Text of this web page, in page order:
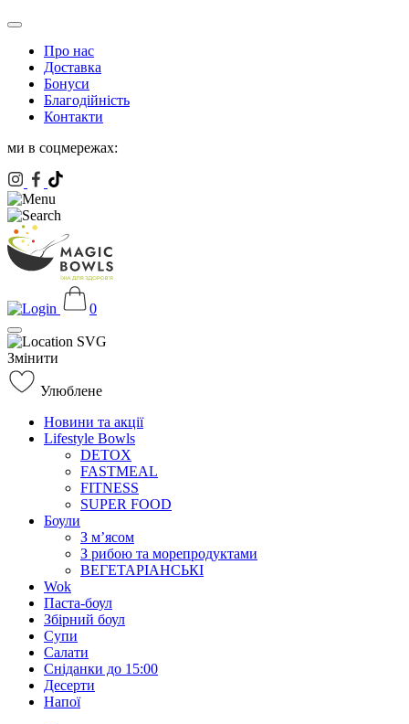
Про нас
Доставка
Бонуси
Благодійність
Контакти
ми в соцмережах:
0
Змінити
Улюблене
Новини та акції
Lifestyle Bowls
DETOX
FASTMEAL
FITNESS
SUPER FOOD
Боули
З м’ясом
З рибою та морепродуктами
ВЕГЕТАРІАНСЬКІ
Wok
Паста-боул
Збірний боул
Супи
Салати
Сніданки до 15:00
Десерти
Напої